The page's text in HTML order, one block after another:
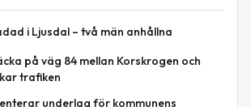
i Ljusdal – två män anhållna
på väg 84 mellan Korskrogen och
trafiken
underlag för kommunens